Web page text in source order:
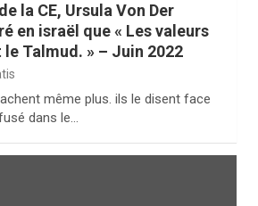
la CE, Ursula Von Der
en israël que « Les valeurs
le Talmud. » – Juin 2022
même plus. ils le disent face
dans le…